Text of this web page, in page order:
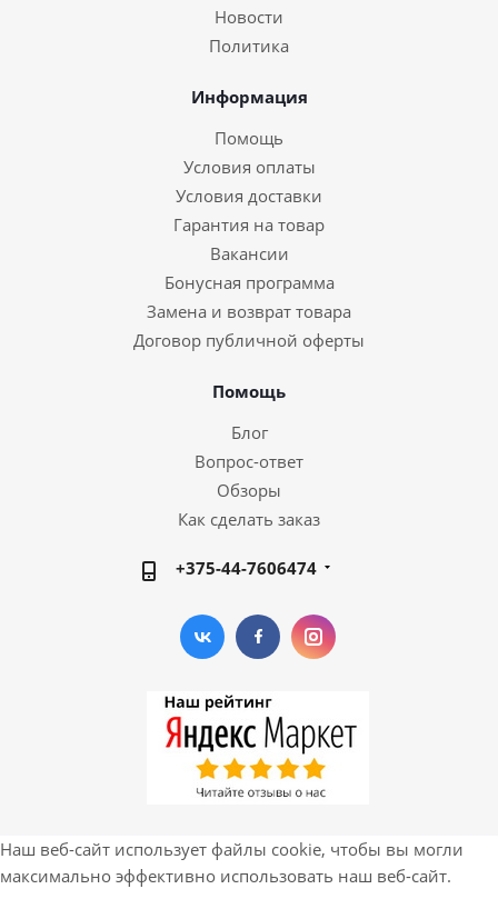
Новости
Политика
Информация
Помощь
Условия оплаты
Условия доставки
Гарантия на товар
Вакансии
Бонусная программа
Замена и возврат товара
Договор публичной оферты
Помощь
Блог
Вопрос-ответ
Обзоры
Как сделать заказ
+375-44-7606474
Наш веб-сайт использует файлы cookie, чтобы вы могли
максимально эффективно использовать наш веб-сайт.